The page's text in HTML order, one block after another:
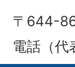
〒644-
電話（代